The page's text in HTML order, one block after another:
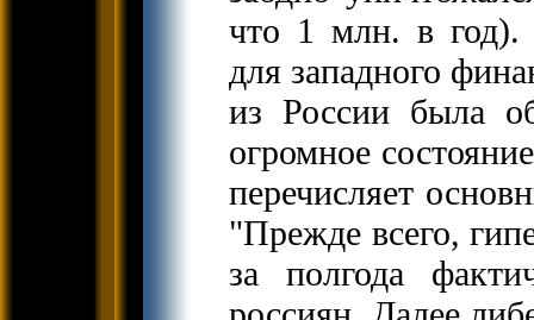
что 1 млн. в год).
для западного
из России была
огромное
перечисляет
"Прежде всего,
за полгода